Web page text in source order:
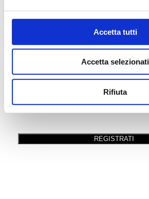
Accetta tutti
Accetta selezionati
Rifiuta
Conferma password*